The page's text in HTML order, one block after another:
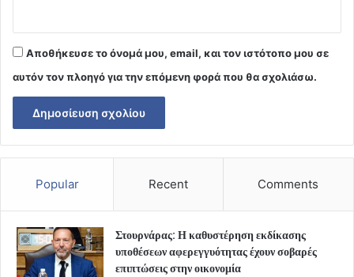
Αποθήκευσε το όνομά μου, email, και τον ιστότοπο μου σε
αυτόν τον πλοηγό για την επόμενη φορά που θα σχολιάσω.
Popular Recent Comments
Στουρνάρας: Η καθυστέρηση εκδίκασης
υποθέσεων αφερεγγυότητας έχουν σοβαρές
επιπτώσεις στην οικονομία